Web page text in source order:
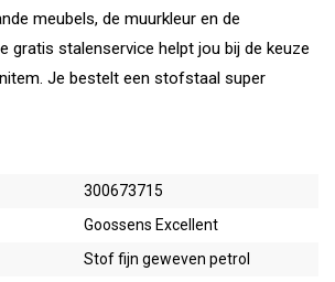
meubels, de muurkleur en de
gratis stalenservice helpt jou bij de keuze
Je bestelt een stofstaal super
300673715
Goossens Excellent
Stof fijn geweven petrol